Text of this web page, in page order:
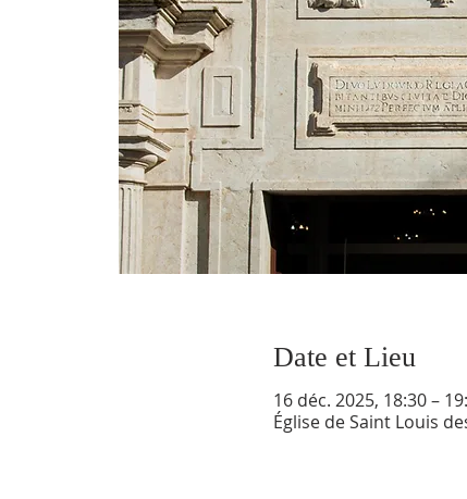
Date et Lieu
16 déc. 2025, 18:30 –
Église de Saint Louis